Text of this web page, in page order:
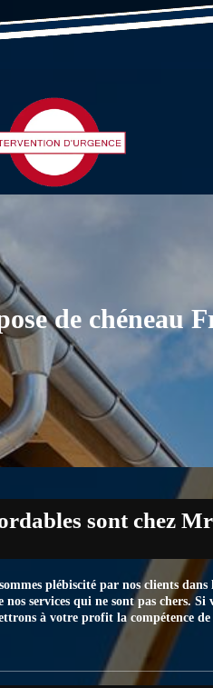
de chéneau
sont chez
plébiscité par nos clients
services qui ne sont pas chers.
à votre profit la compétence